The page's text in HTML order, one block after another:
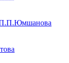
П.П.Юмшанова